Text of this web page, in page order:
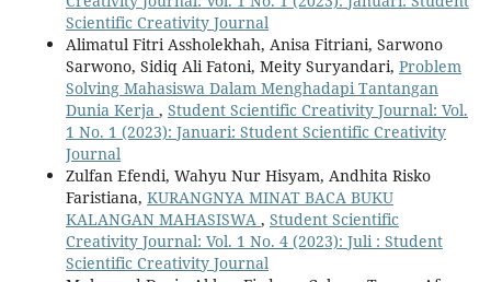
Scientific Creativity Journal
Alimatul Fitri Assholekhah, Anisa Fitriani, Sarwono
Sarwono, Sidiq Ali Fatoni, Meity Suryandari, Problem
Solving Mahasiswa Dalam Menghadapi Tantangan
Dunia Kerja , Student Scientific Creativity Journal: Vol.
1 No. 1 (2023): Januari: Student Scientific Creativity
Journal
Zulfan Efendi, Wahyu Nur Hisyam, Andhita Risko
Faristiana, KURANGNYA MINAT BACA BUKU
KALANGAN MAHASISWA , Student Scientific
Creativity Journal: Vol. 1 No. 4 (2023): Juli : Student
Scientific Creativity Journal